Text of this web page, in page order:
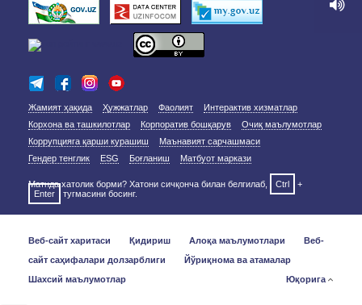
Жамият ҳақида Ҳужжатлар Фаолият
Интерактив хизматлар
Корхона ва ташкилотлар
Корпоратив бошқарув
Очиқ маълумотлар
Коррупцияга қарши курашиш
Маънавият сарчашмаси
Гендер тенглик
ESG Боғланиш Матбуот маркази
Матнда хатолик борми? Хатони сичқонча билан белгилаб, Ctrl
+
Enter
тугмасини босинг.
Веб-сайт харитаси Қидириш Алоқа маълумотлари
Веб-
сайт саҳифалари долзарблиги
Йўриқнома ва атамалар
Шахсий маълумотлар
Юқорига